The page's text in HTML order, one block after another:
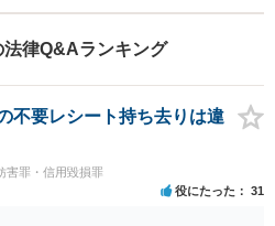
律Q&Aランキング
不要レシート持ち去りは違
害罪・信用毀損罪
役にたった 31